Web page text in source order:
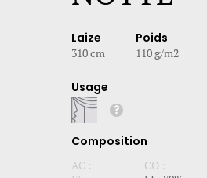
Laize
310 cm
Poids
110 g/m2
Usage
Composition
AC :
CO :